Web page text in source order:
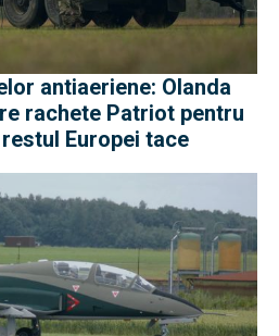
antiaeriene: Olanda
rachete Patriot pentru
Europei tace